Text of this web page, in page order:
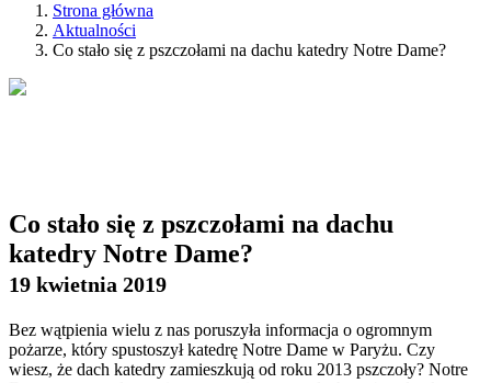
Strona główna
Aktualności
Co stało się z pszczołami na dachu katedry Notre Dame?
Co stało się z pszczołami na dachu
katedry Notre Dame?
19 kwietnia 2019
Bez wątpienia wielu z nas poruszyła informacja o ogromnym
pożarze, który spustoszył katedrę Notre Dame w Paryżu. Czy
wiesz, że dach katedry zamieszkują od roku 2013 pszczoły? Notre